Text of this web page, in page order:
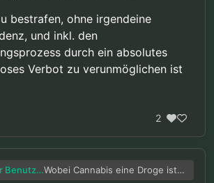
bestrafen, ohne irgendeine
und inkl. den
durch ein absolutes
Verbot zu verunmöglichen ist
2
Ein ehemaliger BenutzerWobei Cannabis eine Droge ist